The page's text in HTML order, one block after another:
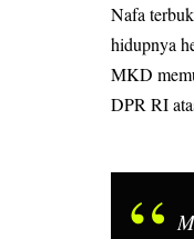
Nafa
hidupnya
MKD
DPR RI